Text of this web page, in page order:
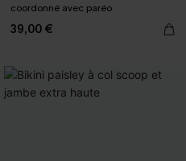
coordonné avec paréo
39,00 €